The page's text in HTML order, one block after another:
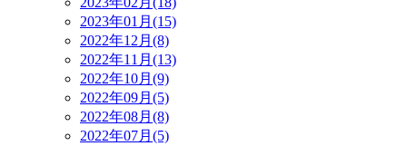
2023年01月(15)
2022年12月(8)
2022年11月(13)
2022年10月(9)
2022年09月(5)
2022年08月(8)
2022年07月(5)